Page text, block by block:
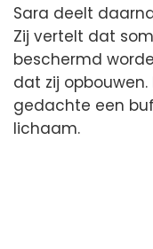
Sara deelt
Zij vertelt dat
beschermd
dat zij
gedachte een
lichaam.